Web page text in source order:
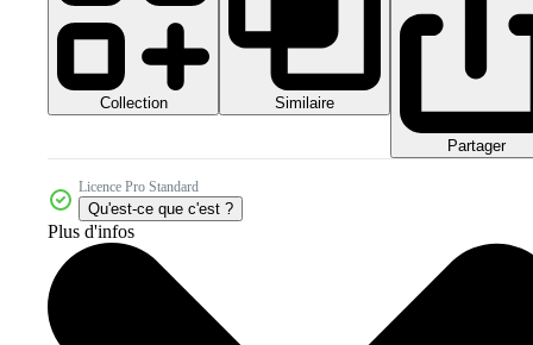
Collection Similaire
Partager
Licence Pro Standard
Qu'est-ce que c'est ?
Plus d'infos